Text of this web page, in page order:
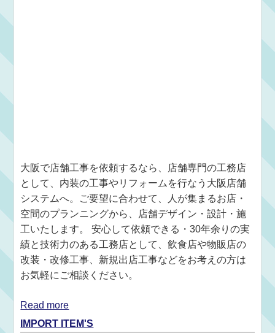
大阪で店舗工事を依頼するなら、店舗専門の工務店
として、内装の工事やリフォームを行なう大阪店舗
システムへ。ご要望に合わせて、人が集まるお店・
空間のプランニングから、店舗デザイン・設計・施
工いたします。 安心して依頼できる・30年余りの実
績と技術力のある工務店として、飲食店や物販店の
改装・改修工事、新規出店工事などをお考えの方は
お気軽にご相談ください。
Read more
IMPORT ITEM'S